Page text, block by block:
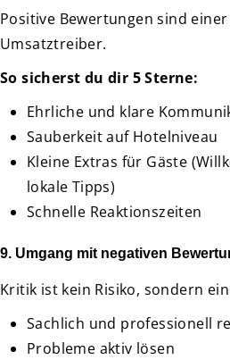
Positive Bewertungen sind
Umsatztreiber.
So sicherst du dir 5 Sterne:
Ehrliche und klare
Sauberkeit auf Hotelniveau
Kleine Extras für Gäste
lokale Tipps)
Schnelle Reaktionszeiten
9. Umgang mit negativen
Kritik ist kein Risiko, sondern
Sachlich und professionell
Probleme aktiv lösen